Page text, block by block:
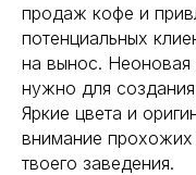
продаж кофе и
потенциальных
на вынос. Неоновая
нужно для
Яркие цвета и
внимание прохожих
твоего заведения.